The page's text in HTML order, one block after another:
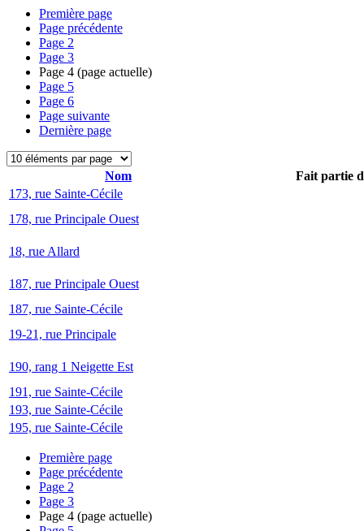
Première page
Page précédente
Page 2
Page 3
Page 4 (page actuelle)
Page 5
Page 6
Page suivante
Dernière page
Nom
Fait partie
173, rue Sainte-Cécile
178, rue Principale Ouest
18, rue Allard
187, rue Principale Ouest
187, rue Sainte-Cécile
19-21, rue Principale
190, rang 1 Neigette Est
191, rue Sainte-Cécile
193, rue Sainte-Cécile
195, rue Sainte-Cécile
Première page
Page précédente
Page 2
Page 3
Page 4 (page actuelle)